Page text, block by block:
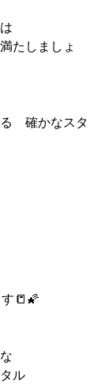
たしましょ
　確かなスタ
📒🌠
ル